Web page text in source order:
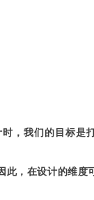
，我们的目标是
此，在设计的维度